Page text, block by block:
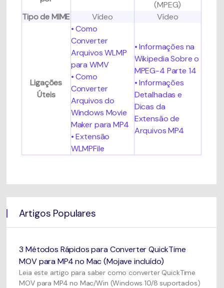
(MPEG)
Tipo de MIME
Vídeo Vídeo
Ligações
Úteis
• Como
Converter
Arquivos WLMP
para WMV
• Como
Converter
Arquivos do
Windows Movie
Maker para MP4
• Extensão
WLMPFile
• Informações na
Wikipedia Sobre o
MPEG-4 Parte 14
• Informações
Detalhadas e
Dicas da
Extensão de
Arquivos MP4
Artigos Populares
3 Métodos Rápidos para Converter QuickTime
MOV para MP4 no Mac (Mojave incluído)
Leia este artigo para saber como converter QuickTime
MOV para MP4 no Mac/Win (Windows 10/8 suportados)